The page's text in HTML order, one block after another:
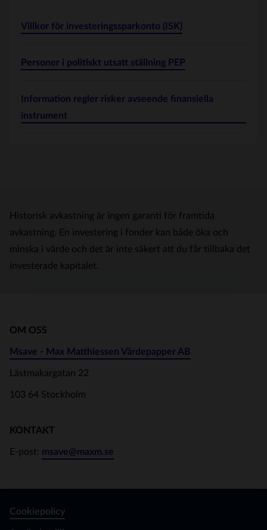
Villkor för investeringssparkonto (ISK)
Personer i politiskt utsatt ställning PEP
Information regler risker avseende finansiella
instrument
Historisk avkastning är ingen garanti för framtida
avkastning. En investering i fonder kan både öka och
minska i värde och det är inte säkert att du får tillbaka det
investerade kapitalet.
OM OSS
Msave - Max Matthiessen Värdepapper AB
Lästmakargatan 22
103 64 Stockholm
KONTAKT
E-post: msave@maxm.se
Cookiepolicy